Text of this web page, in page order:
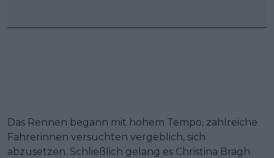
Das Rennen begann mit hohem Tempo, zahlreiche
Fahrerinnen versuchten vergeblich, sich
abzusetzen. Schließlich gelang es Christina Bragh